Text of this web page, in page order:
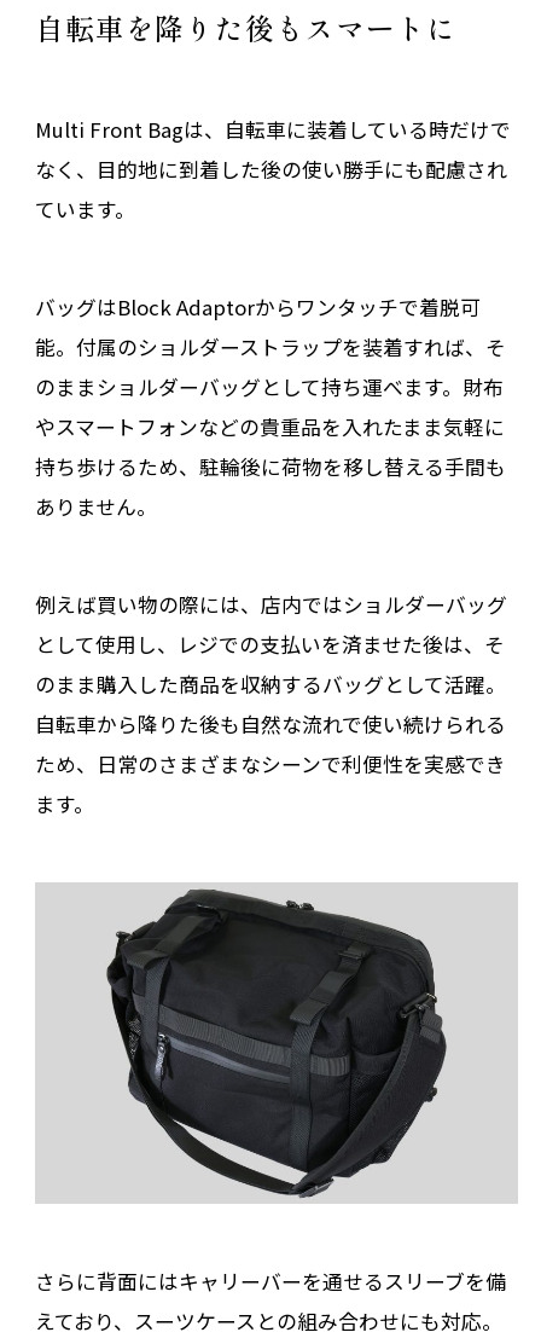
自転車を降りた後もスマートに
Multi Front Bagは、自転車に装着している時だけで
なく、目的地に到着した後の使い勝手にも配慮され
ています。
バッグはBlock Adaptorからワンタッチで着脱可
能。付属のショルダーストラップを装着すれば、そ
のままショルダーバッグとして持ち運べます。財布
やスマートフォンなどの貴重品を入れたまま気軽に
持ち歩けるため、駐輪後に荷物を移し替える手間も
ありません。
例えば買い物の際には、店内ではショルダーバッグ
として使用し、レジでの支払いを済ませた後は、そ
のまま購入した商品を収納するバッグとして活躍。
自転車から降りた後も自然な流れで使い続けられる
ため、日常のさまざまなシーンで利便性を実感でき
ます。
さらに背面にはキャリーバーを通せるスリーブを備
えており、スーツケースとの組み合わせにも対応。